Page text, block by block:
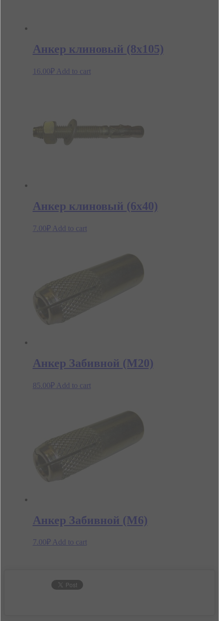
Анкер клиновый (8х105)
16.00₽ Add to cart
Анкер клиновый (6х40)
7.00₽ Add to cart
Анкер Забивной (М20)
85.00₽ Add to cart
Анкер Забивной (М6)
7.00₽ Add to cart